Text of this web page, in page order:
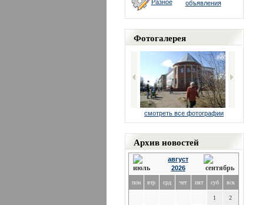
Разное
объявления
Фотогалерея
смотреть все фотографии
Архив новостей
август
2026
пон втр срд чет пят суб вск
1 2